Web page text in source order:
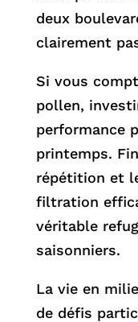
deux
clairement
Si vous
pollen,
performance
printemps.
répétition et
filtration
véritable
saisonniers.
La vie en
de défis